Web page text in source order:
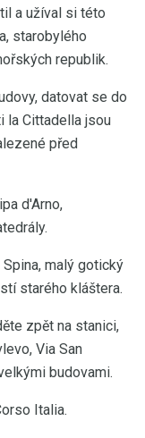
a užíval si této
starobylého
republik.
datovat se do
la Cittadella jsou
před
d'Arno,
malý gotický
starého kláštera.
zpět na stanici,
Via San
budovami.
Italia.